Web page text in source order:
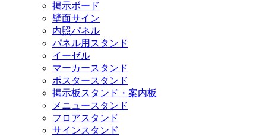
掲示ボード
壁面サイン
内照パネル
パネル用スタンド
イーゼル
マーカースタンド
ポスタースタンド
掲示板スタンド・案内板
メニュースタンド
フロアスタンド
サインスタンド